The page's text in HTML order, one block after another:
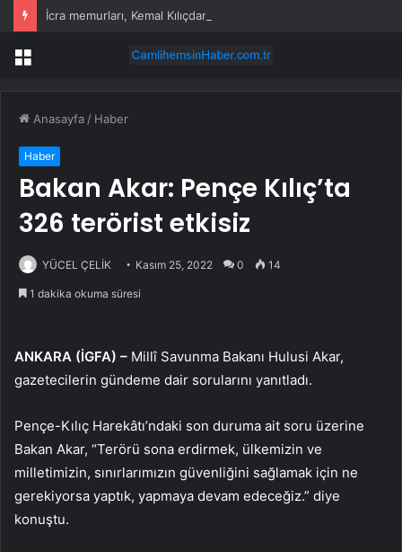
Menü
Anasayfa / Haber
Haber
Bakan Akar: Pençe Kılıç’ta
326 terörist etkisiz
YÜCEL ÇELİK Kasım 25, 2022 0 14
1 dakika okuma süresi
ANKARA (İGFA) – Millî Savunma Bakanı Hulusi Akar,
gazetecilerin gündeme dair sorularını yanıtladı.
Pençe-Kılıç Harekâtı’ndaki son duruma ait soru üzerine
Bakan Akar, “Terörü sona erdirmek, ülkemizin ve
milletimizin, sınırlarımızın güvenliğini sağlamak için ne
gerekiyorsa yaptık, yapmaya devam edeceğiz.” diye
konuştu.